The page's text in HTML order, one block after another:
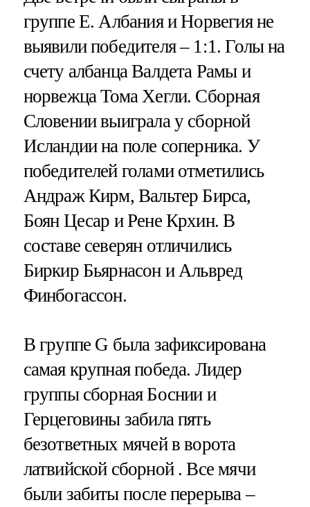
группе Е. Албания и Норвегия не
выявили победителя – 1:1. Голы на
счету албанца Валдета Рамы и
норвежца Тома Хегли. Сборная
Словении выиграла у сборной
Исландии на поле соперника. У
победителей голами отметились
Андраж Кирм, Вальтер Бирса,
Боян Цесар и Рене Крхин. В
составе северян отличились
Биркир Бьярнасон и Альвред
Финбогассон.
В группе G была зафиксирована
самая крупная победа. Лидер
группы сборная Боснии и
Герцеговины забила пять
безответных мячей в ворота
латвийской сборной . Все мячи
были забиты после перерыва –